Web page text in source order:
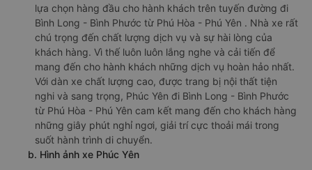
lựa chọn hàng đầu cho hành khách trên tuyến đường đi
Bình Long - Bình Phước từ Phú Hòa - Phú Yên . Nhà xe rất
chú trọng đến chất lượng dịch vụ và sự hài lòng của
khách hàng. Vì thế luôn luôn lắng nghe và cải tiến để
mang đến cho hành khách những dịch vụ hoàn hảo nhất.
Với dàn xe chất lượng cao, được trang bị nội thất tiện
nghi và sang trọng, Phúc Yên đi Bình Long - Bình Phước
từ Phú Hòa - Phú Yên cam kết mang đến cho khách hàng
những giây phút nghỉ ngơi, giải trí cực thoải mái trong
suốt hành trình di chuyển.
b. Hình ảnh xe Phúc Yên